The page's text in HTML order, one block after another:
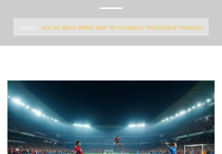
DOMŮ KDY SE KOPE PŘÍMÝ KOP VE FOTBALE? PRŮVODCE PRAVIDLY